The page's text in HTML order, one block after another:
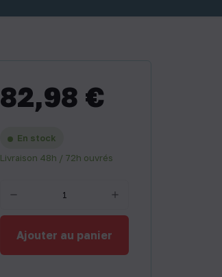
82,98 €
En stock
Livraison 48h / 72h ouvrés
Ajouter au panier